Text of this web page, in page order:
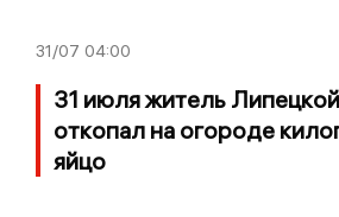
31/07 04:00
31 июля житель
откопал на огороде
яйцо